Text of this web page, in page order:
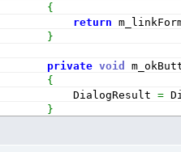
{
return
}
private void
{
DialogResult =
}